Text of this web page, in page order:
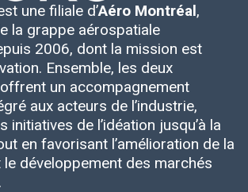
événements
une filiale d’Aéro Montréal,
la grappe aérospatiale
2006, dont la mission est
Ensemble, les deux
un accompagnement
aux acteurs de l’industrie,
initiatives de l’idéation jusqu’à la
en favorisant l’amélioration de la
développement des marchés